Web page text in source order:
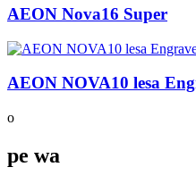
AEON Nova16 Super
AEON NOVA10 lesa
o
pe wa